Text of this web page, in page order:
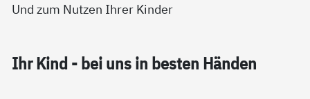
Und zum Nutzen Ihrer Kinder
Ihr Kind - bei uns in bes­ten Hän­den